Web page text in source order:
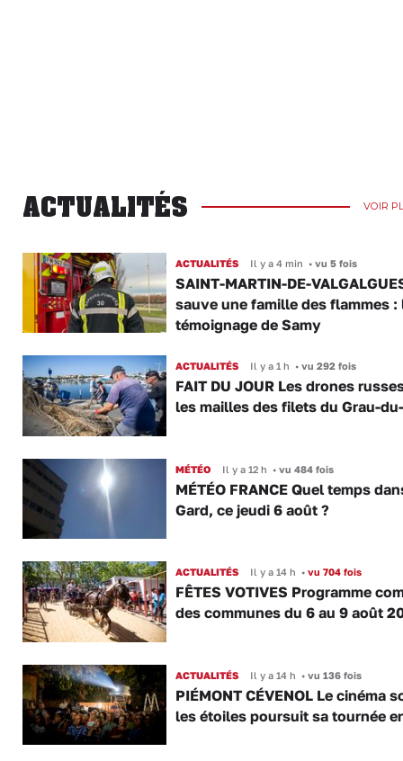
ACTUALITÉS VOIR
ACTUALITÉS Il y a 4 min •vu 5 fois
SAINT-MARTIN-DE-
sauve une famille des flammes :
témoignage de Samy
ACTUALITÉS Il y a 1 h •vu 292 fois
FAIT DU JOUR Les drones
les mailles des filets du Grau-
MÉTÉO Il y a 12 h •vu 484 fois
MÉTÉO FRANCE Quel temps
Gard, ce jeudi 6 août ?
ACTUALITÉS Il y a 14 h •vu 704 fois
FÊTES VOTIVES Programme
des communes du 6 au 9 août
ACTUALITÉS Il y a 14 h •vu 136 fois
PIÉMONT CÉVENOL Le cinéma
les étoiles poursuit sa tournée